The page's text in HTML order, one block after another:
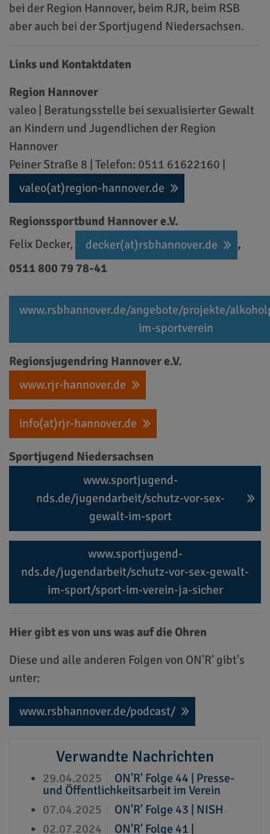
bei der Region Hannover, beim RJR, beim RSB
aber auch bei der Sportjugend Niedersachsen.
Links und Kontaktdaten
Region Hannover
valeo | Beratungsstelle bei sexualisierter Gewalt
an Kindern und Jugendlichen der Region
Hannover
Peiner Straße 8 | Telefon: 0511 61622160 | ⁠⁠
valeo(at)region-hannover.de
Regionssportbund Hannover e.V.
Felix Decker, ⁠
decker(at)rsbhannover.de
⁠,
0511 800 79 78-41
www.rsbhannover.de/angebote/projekte/
im-sportverein⁠
Regionsjugendring Hannover e.V.
⁠www.rjr-hannover.de
⁠info(at)rjr-hannover.de⁠
Sportjugend Niedersachsen
www.sportjugend-
nds.de/jugendarbeit/schutz-vor-sex-
gewalt-im-sport⁠
www.sportjugend-
nds.de/jugendarbeit/schutz-vor-sex-gewalt-
im-sport/sport-im-verein-ja-sicher
Hier gibt es von uns was auf die Ohren
Diese und alle anderen Folgen von ON'R' gibt's
unter:
www.rsbhannover.de/podcast/
Verwandte Nachrichten
29.04.2025
ON'R' Folge 44 | Presse-
und Öffentlichkeitsarbeit im Verein
07.04.2025
ON'R' Folge 43 | NISH
02.07.2024
ON'R' Folge 41 |